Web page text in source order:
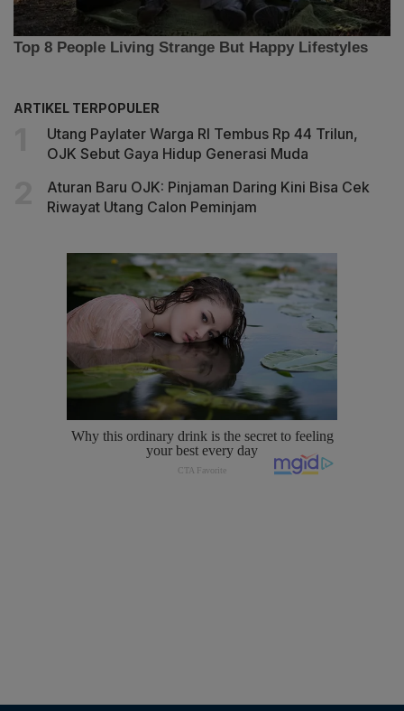
ARTIKEL TERPOPULER
Utang Paylater Warga RI Tembus Rp 44 Trilun,
OJK Sebut Gaya Hidup Generasi Muda
Aturan Baru OJK: Pinjaman Daring Kini Bisa Cek
Riwayat Utang Calon Peminjam